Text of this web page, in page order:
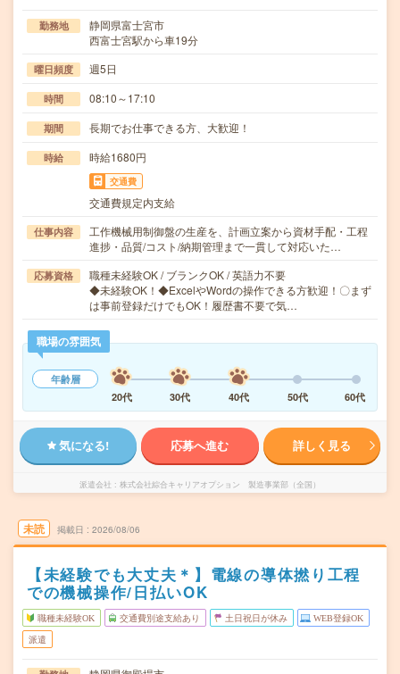
勤務地
静岡県富士宮市
西富士宮駅から車19分
曜日頻度 週5日
時間 08:10～17:10
期間 長期でお仕事できる方、大歓迎！
時給 時給1680円
交通費
交通費規定内支給
仕事内容
工作機械用制御盤の生産を、計画立案から資材手配・工程
進捗・品質/コスト/納期管理まで一貫して対応いた…
応募資格
職種未経験OK / ブランクOK / 英語力不要
◆未経験OK！◆ExcelやWordの操作できる方歓迎！〇まず
は事前登録だけでもOK！履歴書不要で気…
職場の雰囲気
年齢層
20代
30代 40代 50代 60代
気になる! 応募へ進む 詳しく見る
派遣会社 株式会社綜合キャリアオプション 製造事業部（全国）
未読 掲載日 2026/08/06
【未経験でも大丈夫＊】電線の導体撚り工程
での機械操作/日払いOK
職種未経験OK 交通費別途支給あり 土日祝日が休み WEB登録OK
派遣